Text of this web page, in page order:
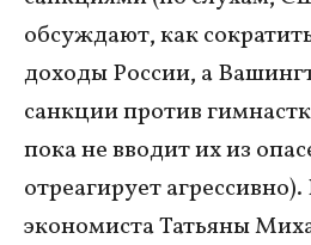
обсуждают, как
доходы России, а
санкции против
пока не вводит их из
отреагирует
экономиста Татьяны